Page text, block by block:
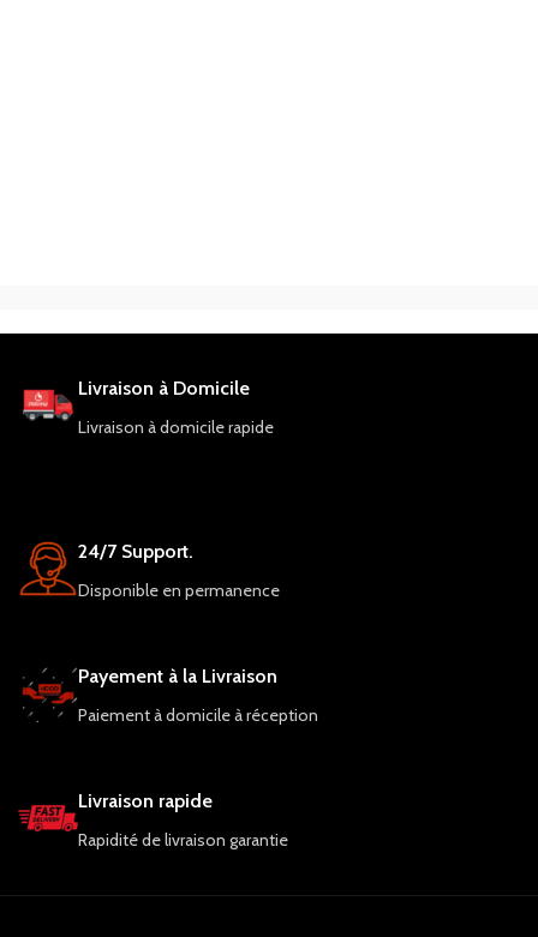
Livraison à Domicile
Livraison à domicile rapide
24/7 Support.
Disponible en permanence
Payement à la Livraison
Paiement à domicile à réception
Livraison rapide
Rapidité de livraison garantie